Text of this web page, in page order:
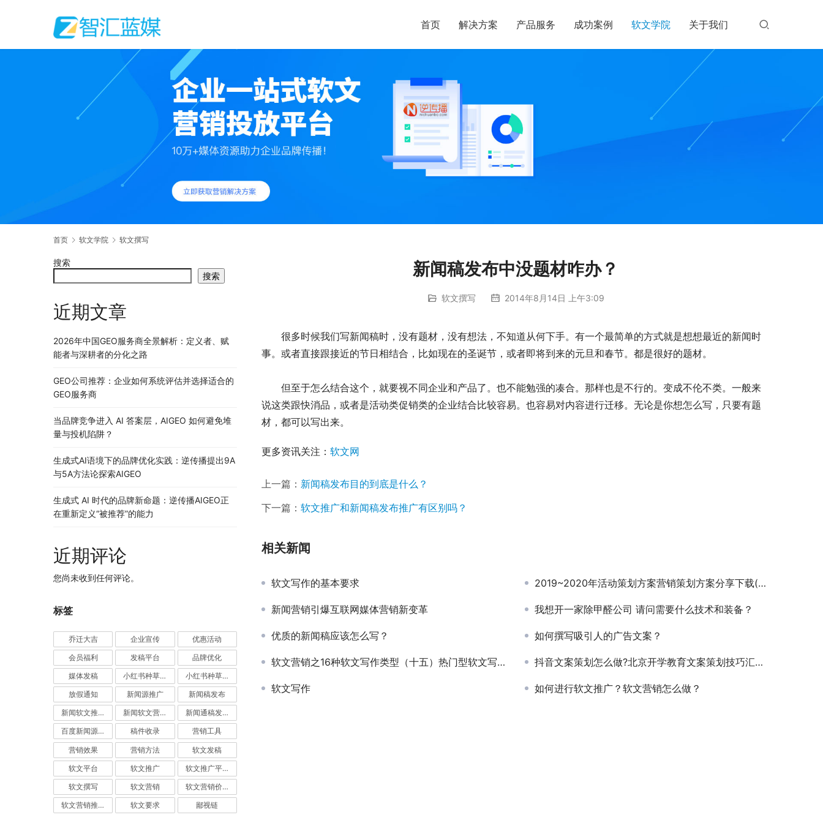
首页 解决方案 产品服务 成功案例 软文学院 关于我们
首页 软文学院 软文撰写
新闻稿发布中没题材咋办？
软文撰写 2014年8月14日 上午3:09
很多时候我们写新闻稿时，没有题材，没有想法，不知道从何下手。有一个最简单的方式就是想想最近的新闻时
事。或者直接跟接近的节日相结合，比如现在的圣诞节，或者即将到来的元旦和春节。都是很好的题材。
但至于怎么结合这个，就要视不同企业和产品了。也不能勉强的凑合。那样也是不行的。变成不伦不类。一般来
说这类跟快消品，或者是活动类促销类的企业结合比较容易。也容易对内容进行迁移。无论是你想怎么写，只要有题
材，都可以写出来。
更多资讯关注： 软文网
上一篇： 新闻稿发布目的到底是什么？
下一篇： 软文推广和新闻稿发布推广有区别吗？
相关新闻
软文写作的基本要求 2019~2020年活动策划方案营销策划方案分享下载(每日更新)
新闻营销引爆互联网媒体营销新变革 我想开一家除甲醛公司 请问需要什么技术和装备？
优质的新闻稿应该怎么写？ 如何撰写吸引人的广告文案？
软文营销之16种软文写作类型（十五）热门型软文写作 抖音文案策划怎么做?北京开学教育文案策划技巧汇总!值得收藏!
软文写作 如何进行软文推广？软文营销怎么做？
搜索
搜索
近期文章
2026年中国GEO服务商全景解析：定义者、赋
能者与深耕者的分化之路
GEO公司推荐：企业如何系统评估并选择适合的
GEO服务商
当品牌竞争进入 AI 答案层，AIGEO 如何避免堆
量与投机陷阱？
生成式AI语境下的品牌优化实践：逆传播提出9A
与5A方法论探索AIGEO
生成式 AI 时代的品牌新命题：逆传播AIGEO正
在重新定义“被推荐”的能力
近期评论
您尚未收到任何评论。
标签
乔迁大吉 企业宣传 优惠活动
会员福利 发稿平台 品牌优化
媒体发稿 小红书种草推广 小红书种草营销
放假通知 新闻源推广 新闻稿发布
新闻软文推广发稿 新闻软文营销推广 新闻通稿发布推广
百度新闻源发布 稿件收录 营销工具
营销效果 营销方法 软文发稿
软文平台 软文推广 软文推广平台
软文撰写 软文营销 软文营销价值
软文营销推广 软文要求 鄙视链